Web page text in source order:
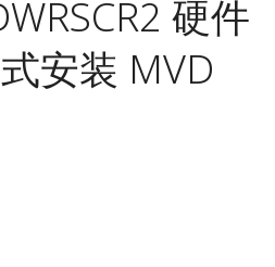
硬件
安装 MVD